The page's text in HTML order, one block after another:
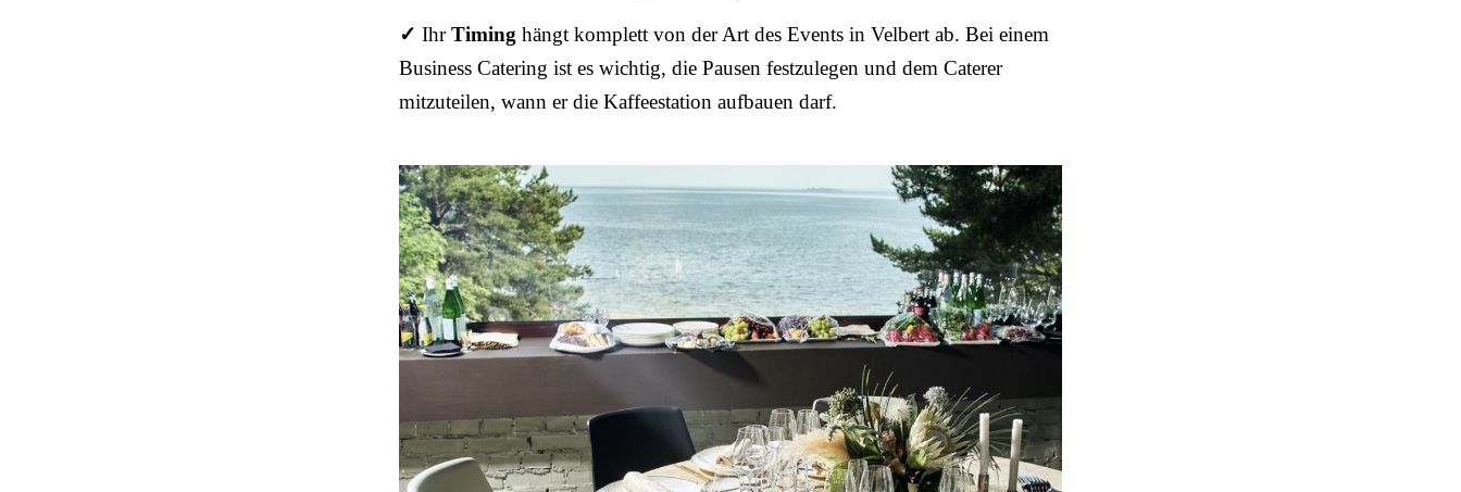
✓ IhrTiming hängt komplett von der Art des Events in Velbert ab. Bei einem
Business Catering ist es wichtig, die Pausen festzulegen und dem Caterer
mitzuteilen, wann er die Kaffeestation aufbauen darf.